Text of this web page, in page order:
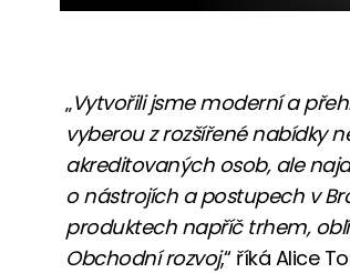
„Vytvořili jsme moderní a
vyberou z rozšířené nabídky
akreditovaných osob, ale
o nástrojích a postupech v
produktech napříč trhem,
Obchodní rozvoj,“ říká Alice